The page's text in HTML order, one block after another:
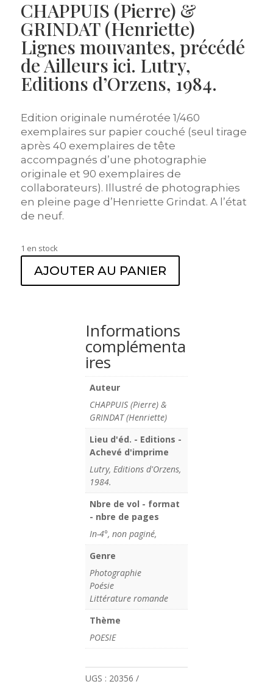
CHAPPUIS (Pierre) &
GRINDAT (Henriette)
Lignes mouvantes, précédé
de Ailleurs ici. Lutry,
Editions d’Orzens, 1984.
Edition originale numérotée 1/460
exemplaires sur papier couché (seul tirage
après 40 exemplaires de tête
accompagnés d’une photographie
originale et 90 exemplaires de
collaborateurs). Illustré de photographies
en pleine page d’Henriette Grindat. A l’état
de neuf.
1 en stock
AJOUTER AU PANIER
Informations
complémenta
ires
Auteur
CHAPPUIS (Pierre) &
GRINDAT (Henriette)
Lieu d'éd. - Editions -
Achevé d'imprime
Lutry, Editions d'Orzens,
1984.
Nbre de vol - format
- nbre de pages
In-4°, non paginé,
Genre
Photographie
Poésie
Littérature romande
Thème
POESIE
UGS : 20356